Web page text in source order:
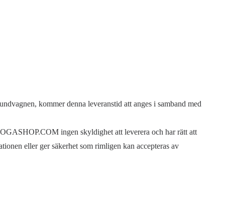
kommer denna leveranstid att anges i samband med
ingen skyldighet att leverera och har rätt att
eller ger säkerhet som rimligen kan accepteras av